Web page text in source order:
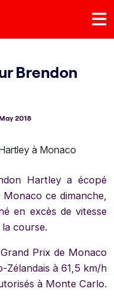
Brendon
2018
Hartley a écopé
Monaco ce dimanche,
en excès de vitesse
course.
Prix de Monaco
Zélandais à 61,5 km/h
à Monte Carlo.